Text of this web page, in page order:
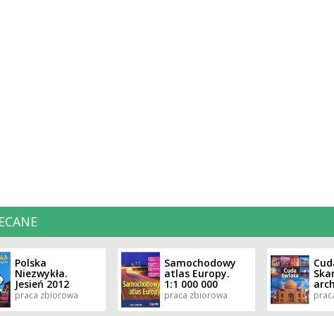
Polska
Niezwykła.
Jesień 2012
praca zbiorowa
Samochodowy
atlas Europy.
1:1 000 000
praca zbiorowa